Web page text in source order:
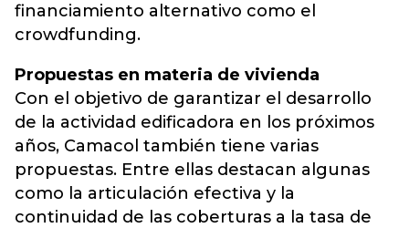
financiamiento alternativo como el
crowdfunding.
Propuestas en materia de vivienda
Con el objetivo de garantizar el desarrollo
de la actividad edificadora en los próximos
años, Camacol también tiene varias
propuestas. Entre ellas destacan algunas
como la articulación efectiva y la
continuidad de las coberturas a la tasa de